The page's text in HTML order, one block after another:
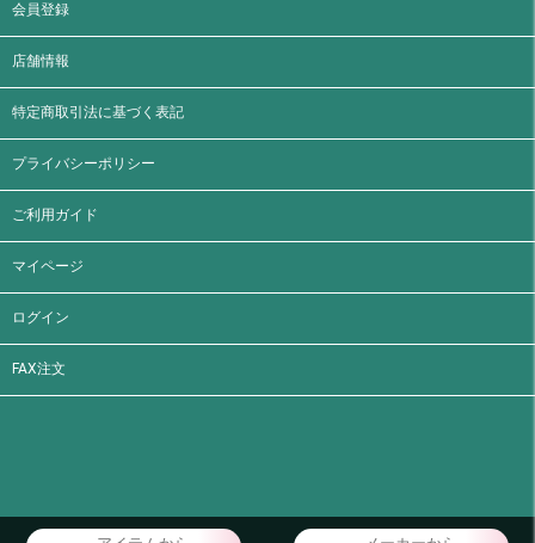
会員登録
店舗情報
特定商取引法に基づく表記
プライバシーポリシー
ご利用ガイド
マイページ
ログイン
FAX注文